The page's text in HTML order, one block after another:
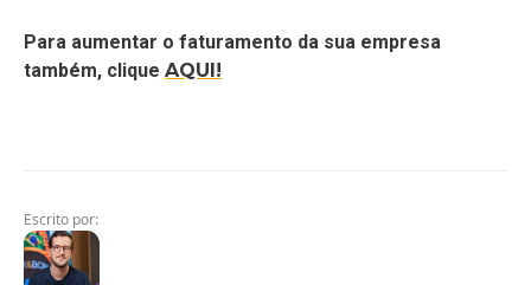
Para aumentar o faturamento da sua empresa
também, clique AQUI!
Escrito por: